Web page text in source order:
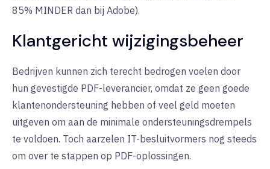
85% MINDER dan bij Adobe).
Klantgericht wijzigingsbeheer
Bedrijven kunnen zich terecht bedrogen voelen door
hun gevestigde PDF-leverancier, omdat ze geen goede
klantenondersteuning hebben of veel geld moeten
uitgeven om aan de minimale ondersteuningsdrempels
te voldoen. Toch aarzelen IT-besluitvormers nog steeds
om over te stappen op PDF-oplossingen.